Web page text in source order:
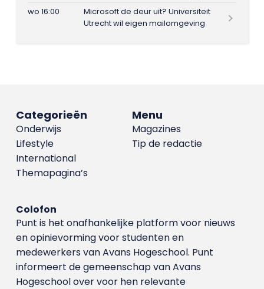
wo 16:00
Microsoft de deur uit? Universiteit
Utrecht wil eigen mailomgeving
Menu
Magazines
Tip de redactie
Categorieën
Onderwijs
Lifestyle
International
Themapagina’s
Colofon
Punt is het onafhankelijke platform voor nieuws
en opinievorming voor studenten en
medewerkers van Avans Hoge­school. Punt
informeert de gemeenschap van Avans
Hogeschool over voor hen relevante